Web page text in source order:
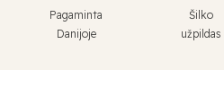
Pagaminta
Danijoje
Šilko
užpildas